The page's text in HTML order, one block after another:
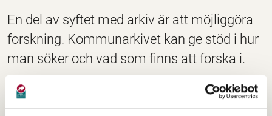
En del av syftet med arkiv är att möjliggöra
forskning. Kommunarkivet kan ge stöd i hur
man söker och vad som finns att forska i.
Om du vill att vi ska forska åt dig, så är det något vi
endast gör i mån av tid. Du är alltid välkommen att